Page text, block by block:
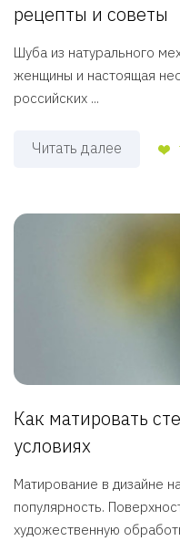
рецепты и советы
Шуба из натурального
женщины и настоящая
российских ...
Читать далее
Как матировать
условиях
Матирование в дизайне
популярность.
художественную